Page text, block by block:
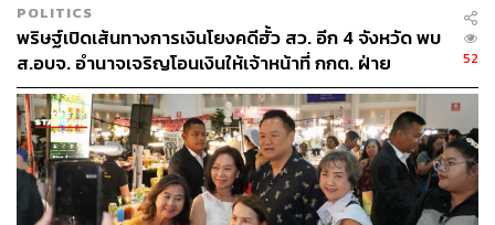
POLITICS
พริษฐ์เปิดเส้นทางการเงินโยงคดีฮั้ว สว. อีก 4 จังหวัด พบ
ส.อบจ. อำนาจเจริญโอนเงินให้เจ้าหน้าที่ กกต. ฝ่าย
สืบสวน
52